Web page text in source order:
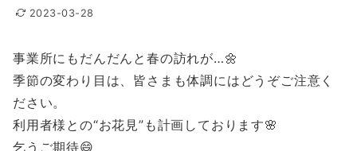
2023-03-28
事業所にもだんだんと春の訪れが…🌼
季節の変わり目は、皆さまも体調にはどうぞご注意く
ださい。
利用者様との“お花見”も計画しております🌸
乞うご期待😄